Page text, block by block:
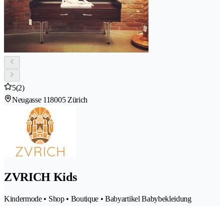
5(2)
Neugasse 118005 Zürich
ZVRICH Kids
Kindermode • Shop • Boutique • Babyartikel Babybekleidung